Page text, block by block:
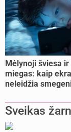
Mėlynoji šviesa
miegas: kaip
neleidžia
Sveikas